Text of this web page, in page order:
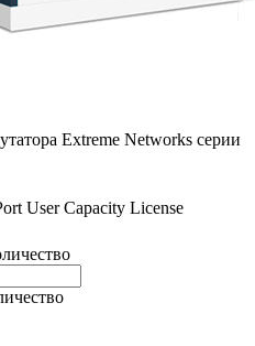
Extreme Networks серии
User Capacity License